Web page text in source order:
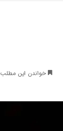
خواندن این مطلب 18 دقیقه زمان میبرد